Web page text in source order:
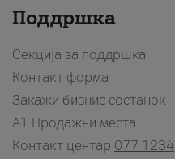
Поддршка
Секција за поддршка
Контакт форма
Закажи бизнис состанок
A1 Продажни места
Контакт центар 077 1234